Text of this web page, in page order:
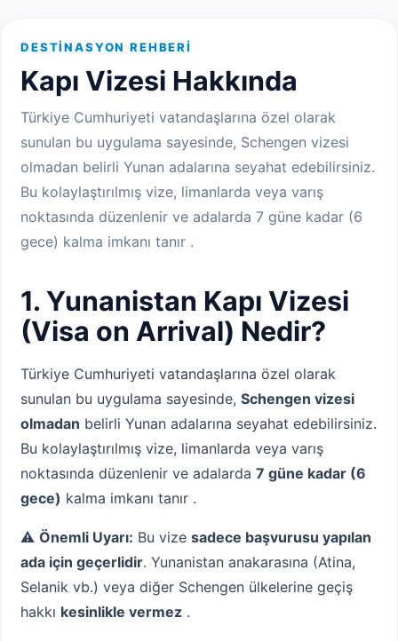
DESTINASYON REHBERI
Kapı Vizesi Hakkında
Türkiye Cumhuriyeti vatandaşlarına özel olarak
sunulan bu uygulama sayesinde, Schengen vizesi
olmadan belirli Yunan adalarına seyahat edebilirsiniz.
Bu kolaylaştırılmış vize, limanlarda veya varış
noktasında düzenlenir ve adalarda 7 güne kadar (6
gece) kalma imkanı tanır .
1. Yunanistan Kapı Vizesi
(Visa on Arrival) Nedir?
Türkiye Cumhuriyeti vatandaşlarına özel olarak
sunulan bu uygulama sayesinde, Schengen vizesi
olmadan belirli Yunan adalarına seyahat edebilirsiniz.
Bu kolaylaştırılmış vize, limanlarda veya varış
noktasında düzenlenir ve adalarda 7 güne kadar (6
gece) kalma imkanı tanır .
⚠️ Önemli Uyarı: Bu vize sadece başvurusu yapılan
ada için geçerlidir. Yunanistan anakarasına (Atina,
Selanik vb.) veya diğer Schengen ülkelerine geçiş
hakkı kesinlikle vermez .